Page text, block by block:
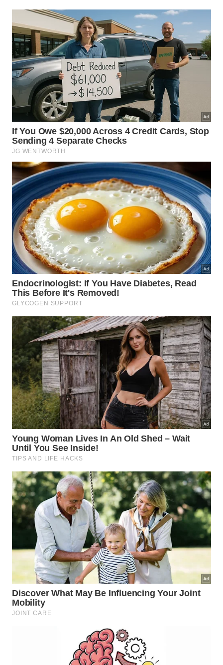
Dia 4: Visita à Aldeia de Atins e
Despedida
Manhã:Faça uma excursão à pequena aldeia de
Atins, localizada no litoral dos Lençóis Maranhenses.
O acesso é feito através de um barco e uma estrada
de areia. Em Atins, você pode aproveitar para
relaxar na praia, conhecer a comunidade local e
experimentar pratos à base de frutos do mar
frescos.
Tarde:Desfrute de um almoço em um restaurante
Se houver tempo, aproveite para dar um último
mergulho nas lagoas ou simplesmente relaxe na
areia.
Noite:Retorne a Barreirinhas e prepare-se para a
viagem de volta a São Luís. Se seu voo for no dia
seguinte, você pode optar por passar a noite em
São Luís ou fazer a viagem de volta à cidade. Se
tiver mais tempo, aproveite para explorar um pouco
mais da capital antes de partir.
Dicas essenciais para uma viagem
aos Lençóis Maranhenses
O que levar: Roupas leves, protetor solar, chapéu,
óculos de sol e calçados confortáveis são
essenciais. Não se esqueça de levar um traje de
banho e uma câmera para registrar as paisagens
deslumbrantes.
Melhor época para visitar: A melhor época para
conhecer os Lençóis Maranhenses é durante a
temporada de chuvas (de junho a setembro),
quando as lagoas estão cheias e o cenário é mais
vibrante.
Cuidados ambientais: Respeite a natureza e siga
as orientações dos guias para preservar a beleza
natural do parque.
Com este roteiro de 4 dias, você terá a